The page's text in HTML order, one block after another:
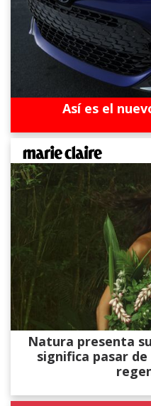
Así es el
Natura presenta
significa pasar